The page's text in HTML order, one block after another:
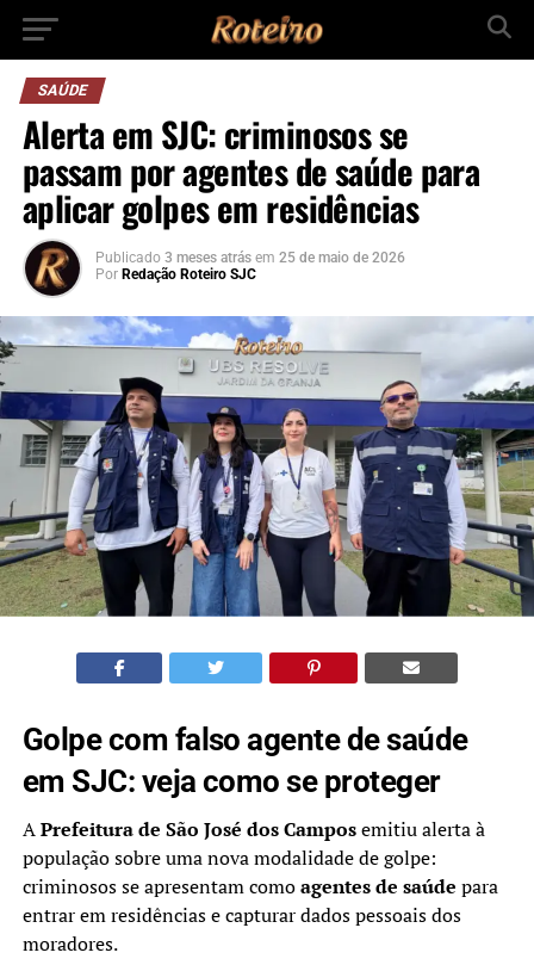
SAÚDE
Alerta em SJC: criminosos se
passam por agentes de saúde para
aplicar golpes em residências
Publicado 3 meses atrás em 25 de maio de 2026
Por Redação Roteiro SJC
Golpe com falso agente de saúde
em SJC: veja como se proteger
APrefeitura de São José dos Camposemitiu alerta à
população sobre uma nova modalidade de golpe:
criminosos se apresentam comoagentes de saúde para
entrar em residências e capturar dados pessoais dos
moradores.